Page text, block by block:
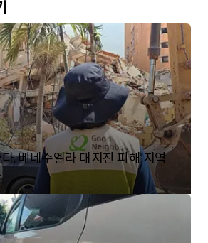
사 및 나눔
파티 행사 현
의 축제 한마당을 본보가 직접 사진으로 담
, 베네수엘라 대지진 피해 지역